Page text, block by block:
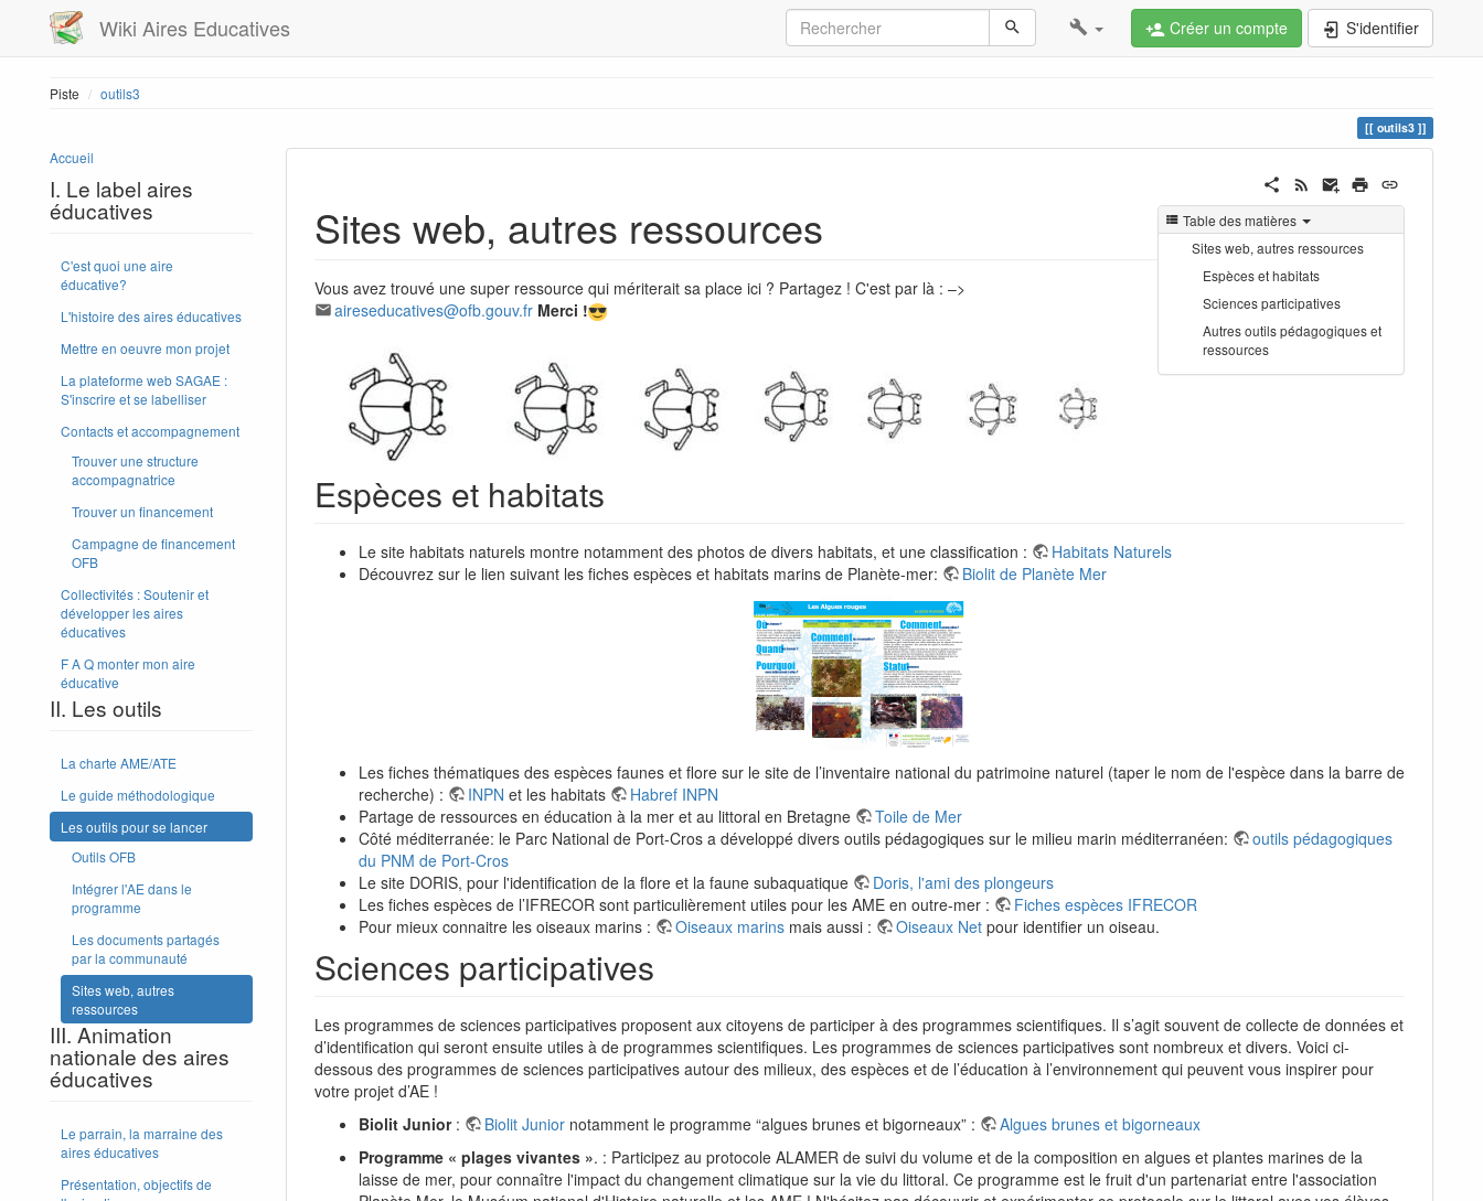
Wiki Aires Educatives Créer un compte S'identifier
Piste outils3
outils3
Accueil
I. Le label aires
éducatives
C'est quoi une aire
éducative?
L'histoire des aires éducatives
Mettre en oeuvre mon projet
La plateforme web SAGAE :
S'inscrire et se labelliser
Contacts et accompagnement
Trouver une structure
accompagnatrice
Trouver un financement
Campagne de financement
OFB
Collectivités : Soutenir et
développer les aires
éducatives
F A Q monter mon aire
éducative
II. Les outils
La charte AME/ATE
Le guide méthodologique
Les outils pour se lancer
Outils OFB
Intégrer l'AE dans le
programme
Les documents partagés
par la communauté
Sites web, autres
ressources
III. Animation
nationale des aires
éducatives
Le parrain, la marraine des
aires éducatives
Présentation, objectifs de
Table des matières
Sites web, autres ressources
Espèces et habitats
Sciences participatives
Autres outils pédagogiques et
ressources
Sites web, autres ressources
Vous avez trouvé une super ressource qui mériterait sa place ici ? Partagez ! C'est par là : –>
aireseducatives@ofb.gouv.fr Merci !
Espèces et habitats
Le site habitats naturels montre notamment des photos de divers habitats, et une classification :
Habitats Naturels
Découvrez sur le lien suivant les fiches espèces et habitats marins de Planète-mer:
Biolit de Planète Mer
Les fiches thématiques des espèces faunes et flore sur le site de l’inventaire national du patrimoine naturel (taper le nom de l'espèce dans la barre de
recherche) :
INPN et les habitats
Habref INPN
Partage de ressources en éducation à la mer et au littoral en Bretagne
Toile de Mer
Côté méditerranée: le Parc National de Port-Cros a développé divers outils pédagogiques sur le milieu marin méditerranéen:
outils pédagogiques
du PNM de Port-Cros
Le site DORIS, pour l'identification de la flore et la faune subaquatique
Doris, l'ami des plongeurs
Les fiches espèces de l’IFRECOR sont particulièrement utiles pour les AME en outre-mer :
Fiches espèces IFRECOR
Pour mieux connaitre les oiseaux marins :
Oiseaux marins mais aussi : Oiseaux Net pour identifier un oiseau.
Sciences participatives
Les programmes de sciences participatives proposent aux citoyens de participer à des programmes scientifiques. Il s’agit souvent de collecte de données et
d’identification qui seront ensuite utiles à de programmes scientifiques. Les programmes de sciences participatives sont nombreux et divers. Voici ci-
dessous des programmes de sciences participatives autour des milieux, des espèces et de l’éducation à l’environnement qui peuvent vous inspirer pour
votre projet d’AE !
Biolit Junior: Biolit Junior notamment le programme “algues brunes et bigorneaux” :
Algues brunes et bigorneaux
Programme « plages vivantes ». : Participez au protocole ALAMER de suivi du volume et de la composition en algues et plantes marines de la
laisse de mer, pour connaître l'impact du changement climatique sur la vie du littoral. Ce programme est le fruit d'un partenariat entre l'association